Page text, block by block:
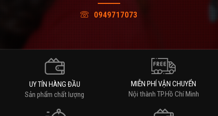
0949717073
UY TÍN HÀNG ĐẦU
Sản phẩm chất lượng
MIỄN PHÍ VẬN CHUYỂN
Nội thành TP.Hồ Chí Minh